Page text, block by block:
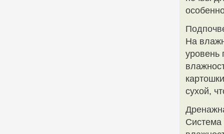
На
уровень
сухой,
Система